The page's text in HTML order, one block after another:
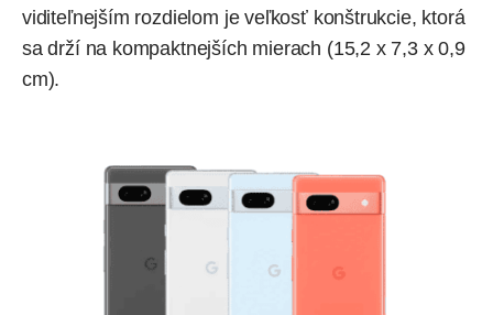
viditeľnejším rozdielom je veľkosť konštrukcie, ktorá
sa drží na kompaktnejších mierach (15,2 x 7,3 x 0,9
cm).